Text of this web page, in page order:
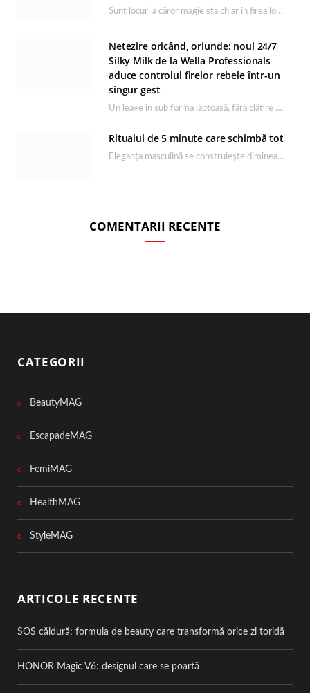
Sunt locuri a căror magie stă chiar în firea lor naturală, iar Lacul Ursu din…
Netezire oricând, oriunde: noul 24/7
Silky Milk de la Wella Professionals
aduce controlul firelor rebele într-un
singur gest
Un leave in sub forma lăptoasă, fără clătire care completează rutina Ultimate Smooth și transformă…
Ritualul de 5 minute care schimbă tot
Eleganța masculină se construiește dimineața, în câteva minute și cu produsele potrivite. O rutină de…
COMENTARII RECENTE
CATEGORII
BeautyMAG
EscapadeMAG
FemiMAG
HealthMAG
StyleMAG
ARTICOLE RECENTE
SOS căldură: formula de beauty care transformă orice zi toridă
HONOR Magic V6: designul care se poartă